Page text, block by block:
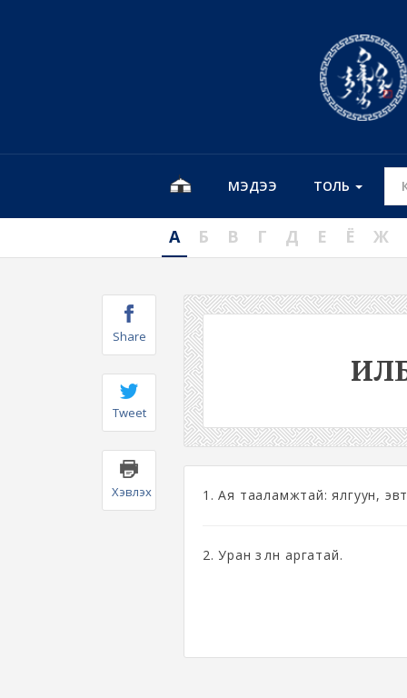
МЭДЭЭ ТОЛЬ
А Б В Г Д Е Ё Ж
Share
Tweet
Хэвлэх 1. Ая тааламжтай: ялгуун,
2. Уран зөөлөн аргатай.